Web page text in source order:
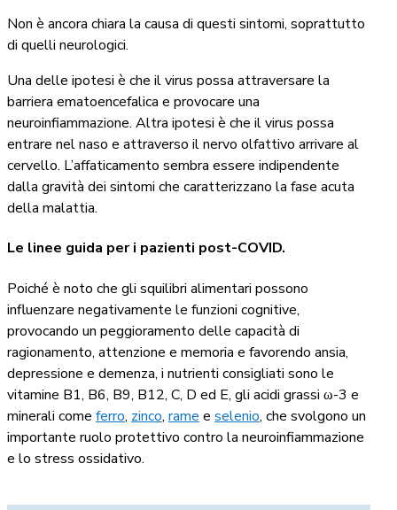
Non è ancora chiara la causa di questi sintomi, soprattutto
di quelli neurologici.
Una delle ipotesi è che il virus possa attraversare la
barriera ematoencefalica e provocare una
neuroinfiammazione. Altra ipotesi è che il virus possa
entrare nel naso e attraverso il nervo olfattivo arrivare al
cervello. L’affaticamento sembra essere indipendente
dalla gravità dei sintomi che caratterizzano la fase acuta
della malattia.
Le linee guida per i pazienti post-COVID.
Poiché è noto che gli squilibri alimentari possono
influenzare negativamente le funzioni cognitive,
provocando un peggioramento delle capacità di
ragionamento, attenzione e memoria e favorendo ansia,
depressione e demenza, i nutrienti consigliati sono le
vitamine B1, B6, B9, B12, C, D ed E, gli acidi grassi ω-3 e
minerali come ferro, zinco, rame e selenio, che svolgono un
importante ruolo protettivo contro la neuroinfiammazione
e lo stress ossidativo.